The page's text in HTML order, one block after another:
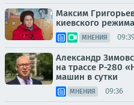
Максим
киевского
МНЕНИЯ 09:39
Александр
на трассе Р-280
машин в сутки
МНЕНИЯ 09:36